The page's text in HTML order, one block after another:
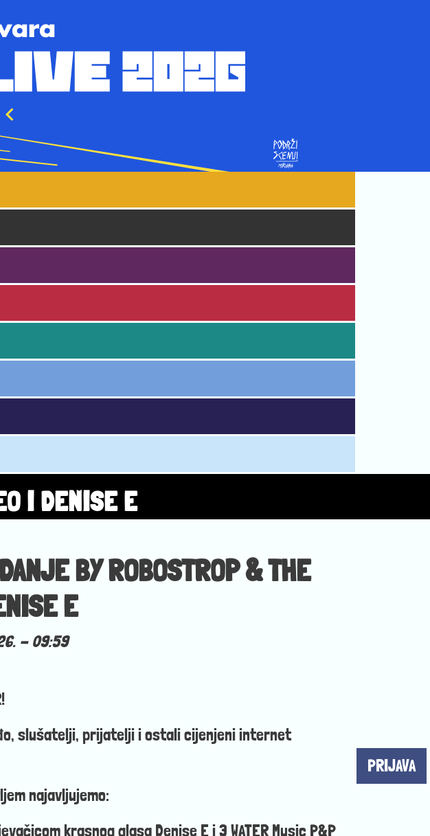
PRIJAVA
I DENISE E
BY ROBOSTROP & THE
E
- 09:59
slušatelji, prijatelji i ostali cijenjeni internet
najavljujemo:
krasnog glasa Denise E i 3 WATER Music P&P